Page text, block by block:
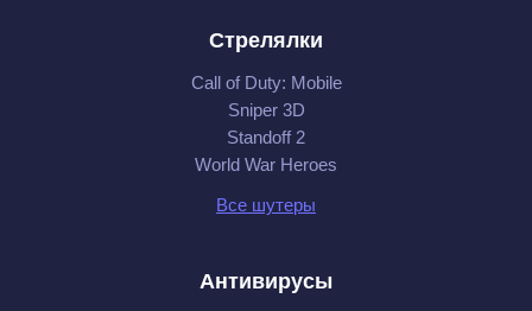
Стрелялки
Call of Duty: Mobile
Sniper 3D
Standoff 2
World War Heroes
Все шутеры
Антивирусы